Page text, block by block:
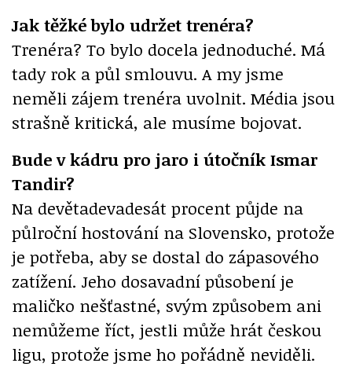
Jak těžké bylo udržet trenéra?
Trenéra? To bylo docela jednoduché. Má
tady rok a půl smlouvu. A my jsme
neměli zájem trenéra uvolnit. Média jsou
strašně kritická, ale musíme bojovat.
Bude v kádru pro jaro i útočník Ismar
Tandir?
Na devětadevadesát procent půjde na
půlroční hostování na Slovensko, protože
je potřeba, aby se dostal do zápasového
zatížení. Jeho dosavadní působení je
maličko nešťastné, svým způsobem ani
nemůžeme říct, jestli může hrát českou
ligu, protože jsme ho pořádně neviděli.